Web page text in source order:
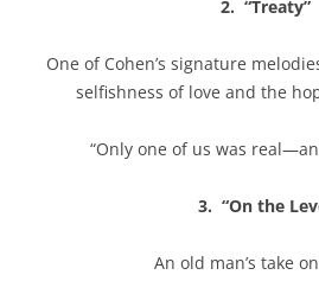
2. “Treaty”
One of Cohen’s signature
selfishness of love and the
“Only one of us was
3. “On the
An old man’s take